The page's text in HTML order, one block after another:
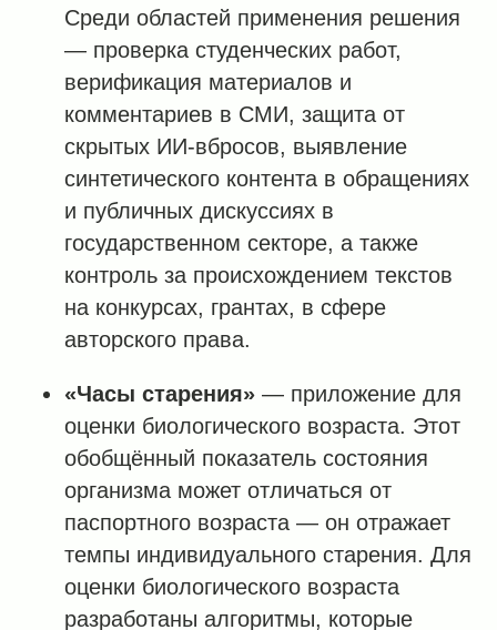
Среди областей применения решения
— проверка студенческих работ,
верификация материалов и
комментариев в СМИ, защита от
скрытых ИИ-вбросов, выявление
синтетического контента в обращениях
и публичных дискуссиях в
государственном секторе, а также
контроль за происхождением текстов
на конкурсах, грантах, в сфере
авторского права.
«Часы старения»— приложение для
оценки биологического возраста. Этот
обобщённый показатель состояния
организма может отличаться от
паспортного возраста — он отражает
темпы индивидуального старения. Для
оценки биологического возраста
разработаны алгоритмы, которые